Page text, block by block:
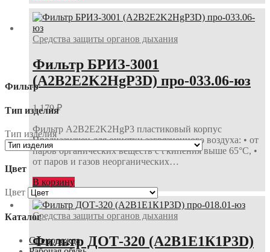
Средства защиты органов дыхания
Фильтр БРИЗ-3001
(A2B2E2K2HgP3D) про-033.06-юз
1 179₽
Фильтр A2B2E2K2HgP3 пластиковый корпус
Предназначен для очистки загрязненного воздуха: • от
паров органических веществ с t кипения выше 65°С, •
от паров и газов неорганических…
В корзину
Средства защиты органов дыхания
Фильтр ДОТ-320 (А2В1Е1К1Р3D)
Фильтр
Тип изделия
Тип изделия
Цвет
Цвет
Каталог
Спецодежда